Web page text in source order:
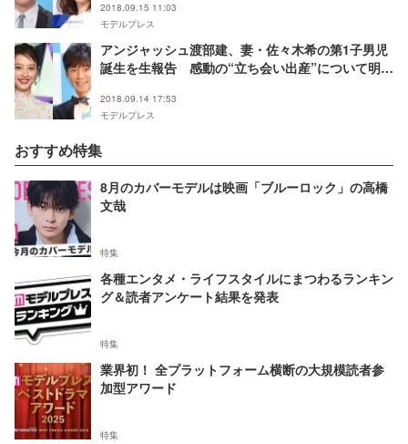
2018.09.15 11:03
モデルプレス
アンジャッシュ渡部建、妻・佐々木希の第1子男児
誕生を生報告 感動の“立ち会い出産”について明か
2018.09.14 17:53
モデルプレス
おすすめ特集
8月のカバーモデルは映画「ブルーロック」の高橋
文哉
特集
各種エンタメ・ライフスタイルにまつわるランキン
グ＆読者アンケート結果を発表
特集
業界初！ 全プラットフォーム横断の大規模読者参
加型アワード
特集